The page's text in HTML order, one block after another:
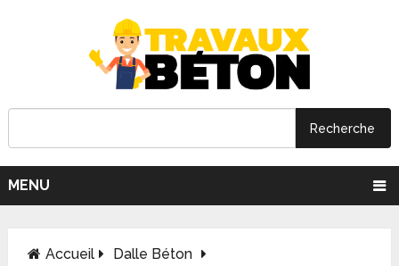
MENU
Accueil
Dalle Béton